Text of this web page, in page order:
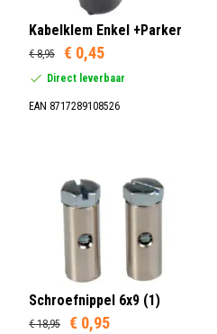
Kabelklem Enkel +Parker
€ 8,95 € 0,45
Direct leverbaar
EAN 8717289108526
Schroefnippel 6x9 (1)
€ 18,95 € 0,95